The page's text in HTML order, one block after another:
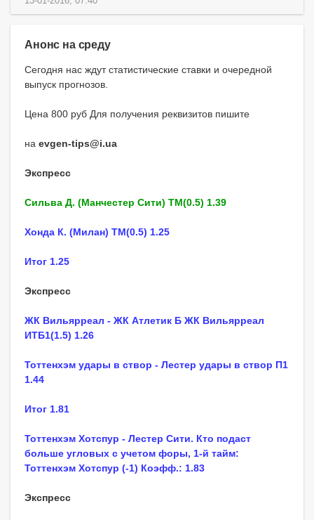
Анонс на среду
Сегодня нас ждут статистические ставки и очередной
выпуск прогнозов.
Цена 800 руб Для получения реквизитов пишите
на evgen-tips@i.ua
Экспресс
Сильва Д. (Манчестер Сити) ТМ(0.5) 1.39
Хонда К. (Милан) ТМ(0.5) 1.25
Итог 1.25
Экспресс
ЖК Вильярреал - ЖК Атлетик Б ЖК Вильярреал
ИТБ1(1.5) 1.26
Тоттенхэм удары в створ - Лестер удары в створ П1
1.44
Итог 1.81
Тоттенхэм Хотспур - Лестер Сити. Кто подаст
больше угловых с учетом форы, 1-й тайм:
Тоттенхэм Хотспур (-1) Коэфф.: 1.83
Экспресс